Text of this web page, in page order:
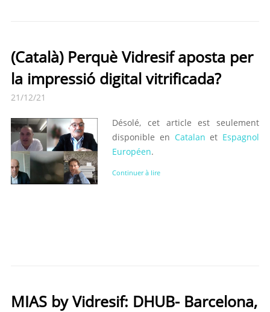
(Català) Perquè Vidresif aposta per
la impressió digital vitrificada?
21/12/21
Désolé, cet article est seulement
disponible en Catalan et Espagnol
Européen.
Continuer à lire
MIAS by Vidresif: DHUB- Barcelona,